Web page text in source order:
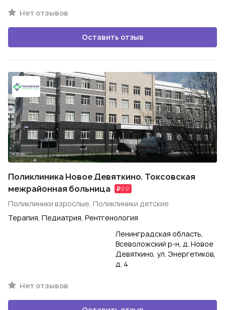
Нет отзывов
Оставить отзыв
Поликлиника Новое Девяткино. Токсовская
межрайонная больница
Поликлиники взрослые, Поликлиники детские
Терапия, Педиатрия, Рентгенология
Ленинградская область,
Всеволожский р-н, д. Новое
Девяткино, ул. Энергетиков,
д. 4
Нет отзывов